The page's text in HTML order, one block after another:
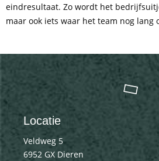
eindresultaat. Zo wordt het
maar ook iets waar het team nog lang
Locatie
Veldweg 5
6952 GX Dieren